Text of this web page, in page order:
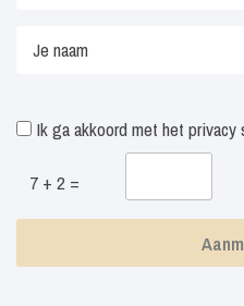
Ik ga akkoord met het privacy
7 + 2 =